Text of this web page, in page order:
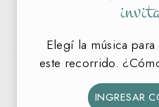
12 •
MIS
35 06
Elegí la música
este recorrido.
INGRESAR